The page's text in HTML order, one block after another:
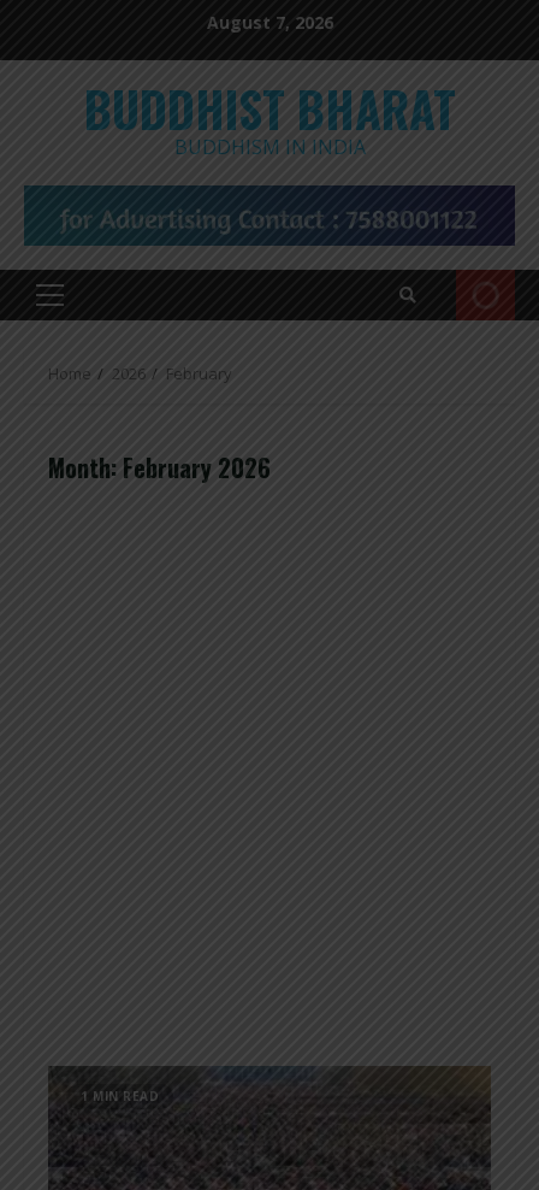
August 7, 2026
BUDDHIST BHARAT
BUDDHISM IN INDIA
Primary
Home 2026 February
Month: February 2026
1 MIN READ